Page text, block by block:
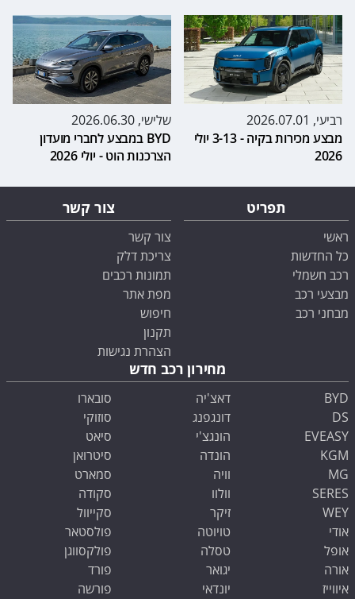
רביעי, 2026.07.01
מבצע מכירות בקיה - 3-13 יולי
2026
שלישי, 2026.06.30
BYD במבצע לחברי מועדון
הצרכנות הוט - יולי 2026
תפריט
ראשי
כל החדשות
רכב חשמלי
מבצעי רכב
מבחני רכב
צור קשר
צור קשר
צריכת דלק
תמונות רכבים
מפת אתר
חיפוש
תקנון
הצהרת נגישות
מחירון רכב חדש
BYD
DS
EVEASY
KGM
MG
SERES
WEY
אודי
אופל
אורה
איווייז
דאצ'יה
דונגפנג
הונגצ'י
הונדה
וויה
וולוו
זיקר
טויוטה
טסלה
יגואר
יונדאי
סובארו
סוזוקי
סיאט
סיטרואן
סמארט
סקודה
סקייוול
פולסטאר
פולקסווגן
פורד
פורשה